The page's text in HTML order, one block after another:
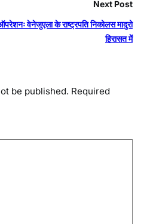
Next Post
वेनेजुएला के राष्ट्रपति निकोलस मादुरो
हिरासत में
be published. Required